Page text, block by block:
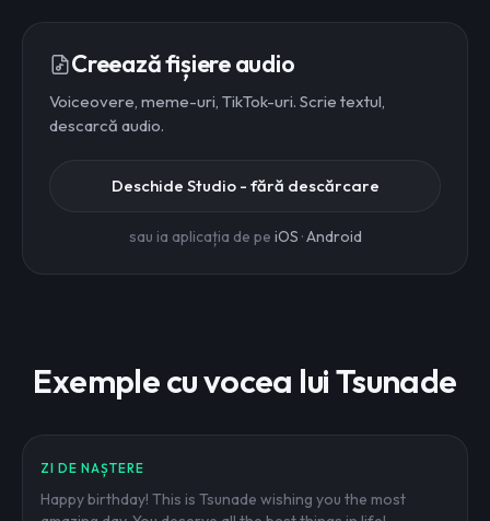
Creează fișiere audio
Voiceovere, meme-uri, TikTok-uri. Scrie textul,
descarcă audio.
Deschide Studio - fără descărcare
sau ia aplicația de pe iOS ·Android
Exemple cu vocea lui Tsunade
ZI DE NAȘTERE
Happy birthday! This is Tsunade wishing you the most